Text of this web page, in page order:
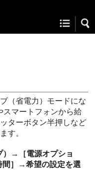
（省電力）モードにな
スマートフォンから給
ターボタン半押しなど
す。
）→
［電源オプショ
］
→希望の設定を選